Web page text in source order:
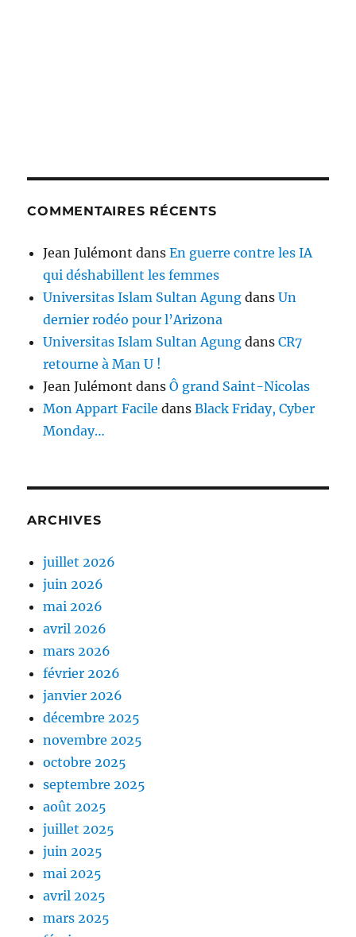
COMMENTAIRES RÉCENTS
Jean Julémont dansEn guerre contre les IA
qui déshabillent les femmes
Universitas Islam Sultan Agung dansUn
dernier rodéo pour l’Arizona
Universitas Islam Sultan Agung dansCR7
retourne à Man U !
Jean Julémont dansÔ grand Saint-Nicolas
Mon Appart Facile dansBlack Friday, Cyber
Monday…
ARCHIVES
juillet 2026
juin 2026
mai 2026
avril 2026
mars 2026
février 2026
janvier 2026
décembre 2025
novembre 2025
octobre 2025
septembre 2025
août 2025
juillet 2025
juin 2025
mai 2025
avril 2025
mars 2025